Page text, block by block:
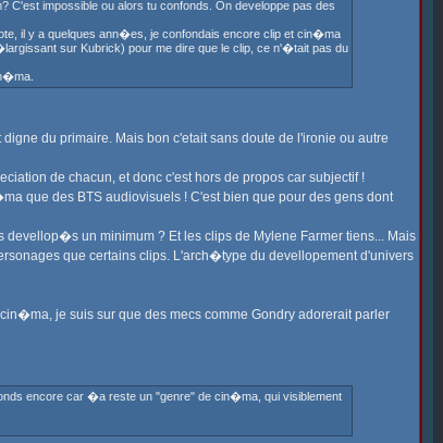
impossible ou alors tu confonds. On developpe pas des
il y a quelques ann�es, je confondais encore clip et cin�ma
sur Kubrick) pour me dire que le clip, ce n'�tait pas du
du primaire. Mais bon c'etait sans doute de l'ironie ou autre
de chacun, et donc c'est hors de propos car subjectif !
que des BTS audiovisuels ! C'est bien que pour des gens dont
un minimum ? Et les clips de Mylene Farmer tiens... Mais
que certains clips. L'arch�type du devellopement d'univers
je suis sur que des mecs comme Gondry adorerait parler
encore car �a reste un "genre" de cin�ma, qui visiblement